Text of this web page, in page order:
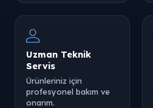
Uzman Teknik
Servis
Ürünleriniz için
profesyonel bakım ve
onarım.